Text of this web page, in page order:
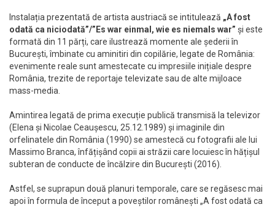
Instalația prezentată de artista austriacă se intitulează „A fost
odată ca niciodată”/”Es war einmal, wie es niemals war” și este
formată din 11 părți, care ilustrează momente ale șederii în
București, îmbinate cu aminitiri din copilărie, legate de România:
evenimente reale sunt amestecate cu impresiile inițiale despre
România, trezite de reportaje televizate sau de alte mijloace
mass-media.
Amintirea legată de prima execuție publică transmisă la televizor
(Elena și Nicolae Ceaușescu, 25.12.1989) și imaginile din
orfelinatele din România (1990) se amestecă cu fotografii ale lui
Massimo Branca, înfățișând copii ai străzii care locuiesc în hățișul
subteran de conducte de încălzire din București (2016).
Astfel, se suprapun două planuri temporale, care se regăsesc mai
apoi în formula de început a poveștilor românești „A fost odată ca